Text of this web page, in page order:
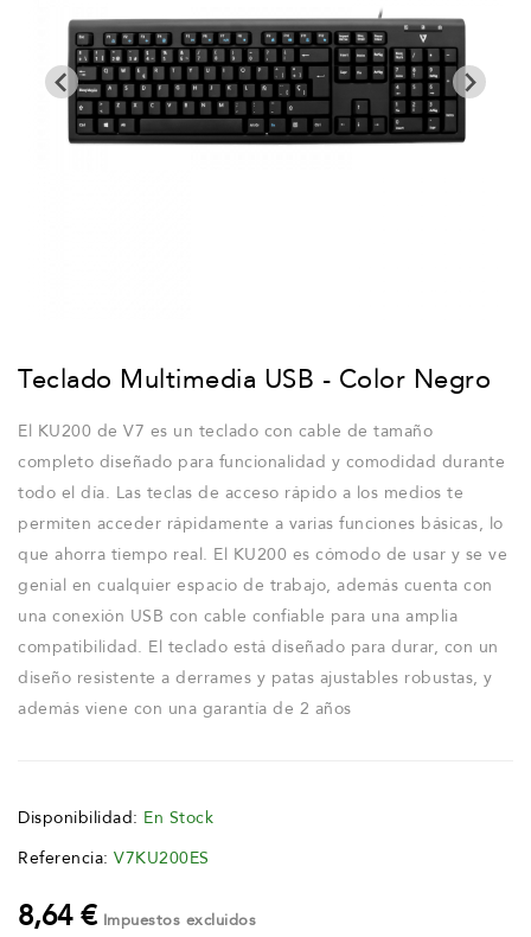
Teclado Multimedia USB - Color Negro
El KU200 de V7 es un teclado con cable de tamaño
completo diseñado para funcionalidad y comodidad durante
todo el día. Las teclas de acceso rápido a los medios te
permiten acceder rápidamente a varias funciones básicas, lo
que ahorra tiempo real. El KU200 es cómodo de usar y se ve
genial en cualquier espacio de trabajo, además cuenta con
una conexión USB con cable confiable para una amplia
compatibilidad. El teclado está diseñado para durar, con un
diseño resistente a derrames y patas ajustables robustas, y
además viene con una garantía de 2 años
Disponibilidad: En Stock
Referencia: V7KU200ES
8,64 € Impuestos excluidos